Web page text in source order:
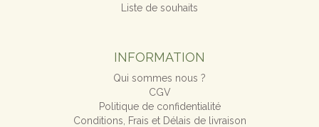
Liste de souhaits
INFORMATION
Qui sommes nous ?
CGV
Politique de confidentialité
Conditions, Frais et Délais de livraison